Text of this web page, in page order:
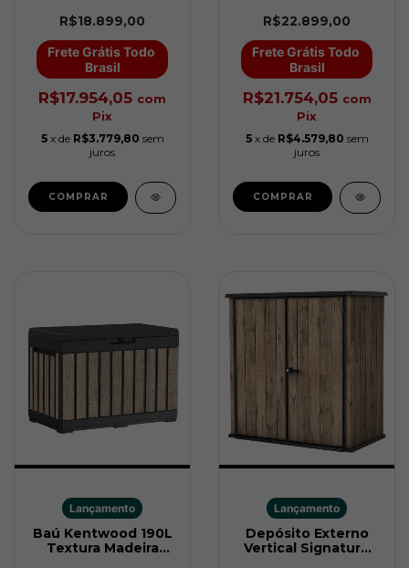
2,2 m Madeira Keter
R$18.899,00
Frete Grátis Todo
Brasil
R$17.954,05 com
Pix
5 x de R$3.779,80 sem
juros
2,18m (Textura
R$22.899,00
Frete Grátis Todo
Brasil
R$21.754,05 com
Pix
5 x de R$4.579,80 sem
juros
Lançamento
Baú Kentwood 190L
Textura Madeira
Lançamento
Depósito Externo
Vertical Signature